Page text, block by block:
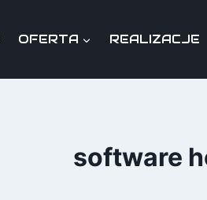
OFERTA REALIZACJE
software